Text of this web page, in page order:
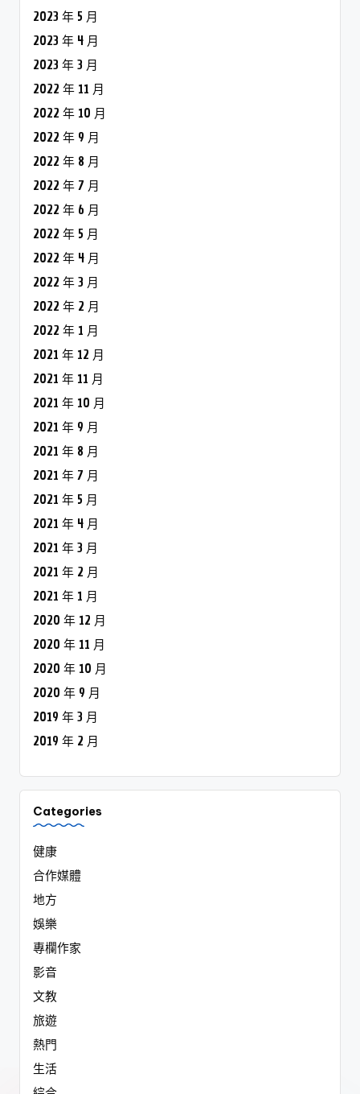
2023 年 5 月
2023 年 4 月
2023 年 3 月
2022 年 11 月
2022 年 10 月
2022 年 9 月
2022 年 8 月
2022 年 7 月
2022 年 6 月
2022 年 5 月
2022 年 4 月
2022 年 3 月
2022 年 2 月
2022 年 1 月
2021 年 12 月
2021 年 11 月
2021 年 10 月
2021 年 9 月
2021 年 8 月
2021 年 7 月
2021 年 5 月
2021 年 4 月
2021 年 3 月
2021 年 2 月
2021 年 1 月
2020 年 12 月
2020 年 11 月
2020 年 10 月
2020 年 9 月
2019 年 3 月
2019 年 2 月
Categories
健康
合作媒體
地方
娛樂
專欄作家
影音
文教
旅遊
熱門
生活